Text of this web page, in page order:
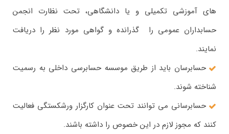
های آموزشی تکمیلی و یا دانشگاهی، تحت نظارت انجمن
حسابداران عمومی را گذرانده و گواهی مورد نظر را دریافت
نمایند.
حسابرسان باید از طریق موسسه حسابرسی داخلی به رسمیت
شناخته شوند.
حسابرسانی می توانند تحت عنوان کارگزار ورشکستگی فعالیت
کنند که مجوز لازم در این خصوص را داشته باشند.